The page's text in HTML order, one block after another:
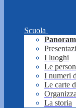
Scuola
I luoghi
Le
I numeri
Le carte
La storia